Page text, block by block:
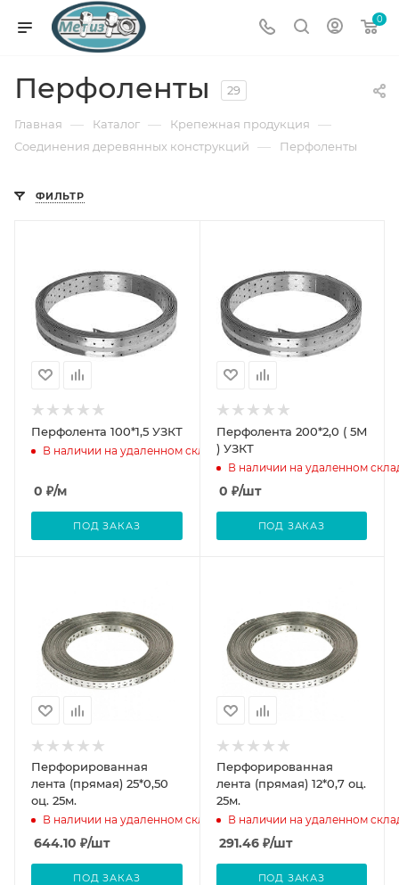
0
Перфоленты 29
Главная — Каталог — Крепежная продукция —
Соединения деревянных конструкций — Перфоленты
ФИЛЬТР
Перфолента 100*1,5 УЗКТ
В наличии на удаленном складе
0 ₽/м
ПОД ЗАКАЗ
Перфолента 200*2,0 ( 5М
) УЗКТ
В наличии на удаленном
0 ₽/шт
ПОД ЗАКАЗ
Перфорированная
лента (прямая) 25*0,50
оц. 25м.
В наличии на удаленном складе
644.10 ₽/шт
ПОД ЗАКАЗ
Перфорированная
лента (прямая) 12*0,7 оц.
25м.
В наличии на удаленном
291.46₽/шт
ПОД ЗАКАЗ